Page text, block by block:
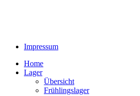
Impressum
Home
Lager
Übersicht
Frühlingslager